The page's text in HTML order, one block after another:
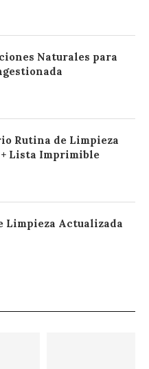
Naturales para
Rutina de Limpieza
+ Lista Imprimible
Limpieza Actualizada